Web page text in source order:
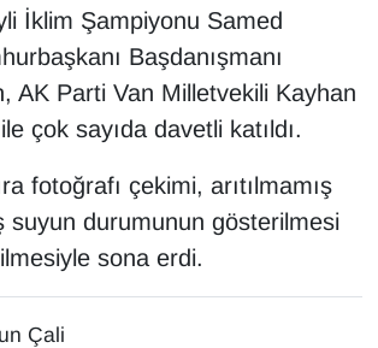
İklim Şampiyonu Samed
Başdanışmanı
AK Parti Van Milletvekili Kayhan
çok sayıda davetli katıldı.
fotoğrafı çekimi, arıtılmamış
suyun durumunun gösterilmesi
sona erdi.
Çali